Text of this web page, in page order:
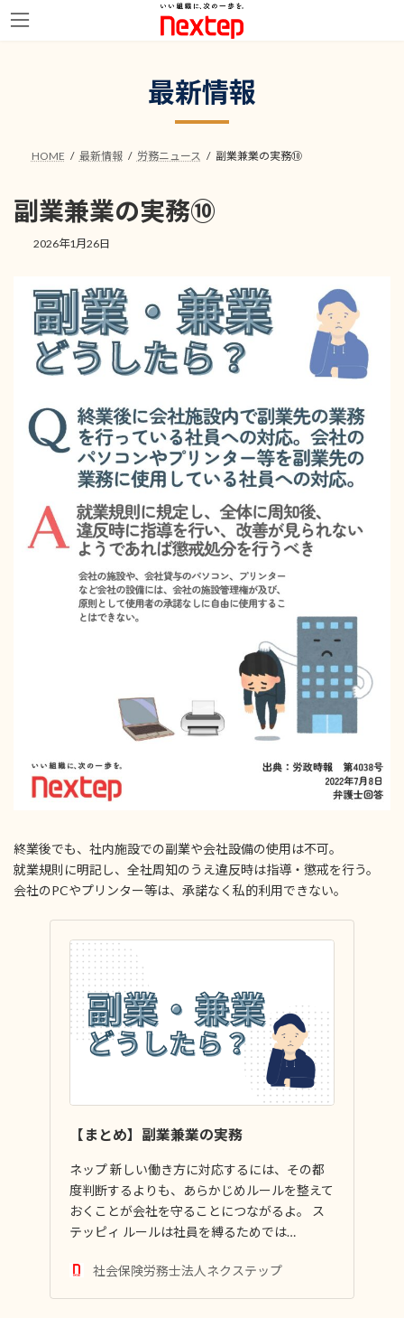
最新情報
HOME 最新情報 労務ニュース 副業兼業の実務⑩
副業兼業の実務⑩
2026年1月26日
終業後でも、社内施設での副業や会社設備の使用は不可。
就業規則に明記し、全社周知のうえ違反時は指導・懲戒を行う。
会社のPCやプリンター等は、承諾なく私的利用できない。
【まとめ】副業兼業の実務
ネップ 新しい働き方に対応するには、その都
度判断するよりも、あらかじめルールを整えて
おくことが会社を守ることにつながるよ。 ス
テッピィ ルールは社員を縛るためでは…
社会保険労務士法人ネクステップ